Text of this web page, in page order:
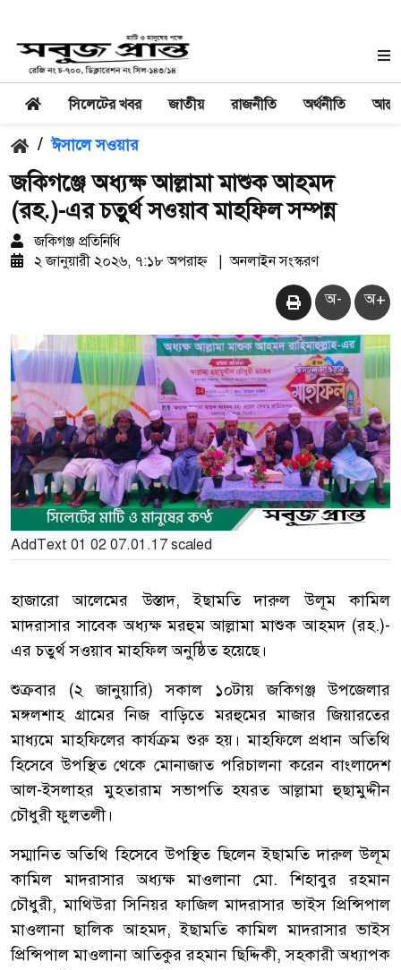
সিলেটের খবর জাতীয় রাজনীতি অর্থনীতি
/ ঈসালে সওয়ার
জকিগঞ্জে অধ্যক্ষ আল্লামা মাশুক আহমদ
(রহ.)-এর চতুর্থ সওয়াব মাহফিল সম্পন্ন
জকিগঞ্জ প্রতিনিধি
২ জানুয়ারী ২০২৬, ৭:১৮ অপরাহ্ন
অনলাইন সংস্করণ
অ- অ+
AddText 01 02 07.01.17 scaled
হাজারো আলেমের উস্তাদ, ইছামতি দারুল উলূম কামিল
মাদরাসার সাবেক অধ্যক্ষ মরহুম আল্লামা মাশুক আহমদ (রহ.)-
এর চতুর্থ সওয়াব মাহফিল অনুষ্ঠিত হয়েছে।
শুক্রবার (২ জানুয়ারি) সকাল ১০টায় জকিগঞ্জ উপজেলার
মঙ্গলশাহ গ্রামের নিজ বাড়িতে মরহুমের মাজার জিয়ারতের
মাধ্যমে মাহফিলের কার্যক্রম শুরু হয়। মাহফিলে প্রধান অতিথি
হিসেবে উপস্থিত থেকে মোনাজাত পরিচালনা করেন বাংলাদেশ
আল-ইসলাহর মুহতারাম সভাপতি হযরত আল্লামা হুছামুদ্দীন
চৌধুরী ফুলতলী।
সম্মানিত অতিথি হিসেবে উপস্থিত ছিলেন ইছামতি দারুল উলূম
কামিল মাদরাসার অধ্যক্ষ মাওলানা মো. শিহাবুর রহমান
চৌধুরী, মাথিউরা সিনিয়র ফাজিল মাদরাসার ভাইস প্রিন্সিপাল
মাওলানা ছালিক আহমদ, ইছামতি কামিল মাদরাসার ভাইস
প্রিন্সিপাল মাওলানা আতিকুর রহমান ছিদ্দিকী, সহকারী অধ্যাপক